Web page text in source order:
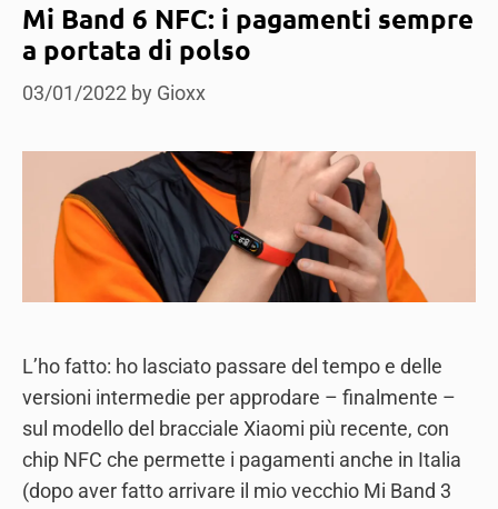
Mi Band 6 NFC: i pagamenti sempre
a portata di polso
03/01/2022 by Gioxx
L’ho fatto: ho lasciato passare del tempo e delle
versioni intermedie per approdare – finalmente –
sul modello del bracciale Xiaomi più recente, con
chip NFC che permette i pagamenti anche in Italia
(dopo aver fatto arrivare il mio vecchio Mi Band 3